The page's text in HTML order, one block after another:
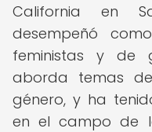
California en
desempeñó
feministas y de
aborda temas
género, y ha
en el campo de